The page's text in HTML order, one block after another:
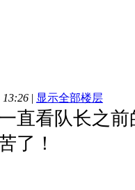
13:26 | 显示全部楼层
直看队长之
了！